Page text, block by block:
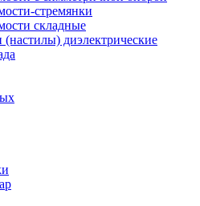
стремянки
складные
(настилы) диэлектрические